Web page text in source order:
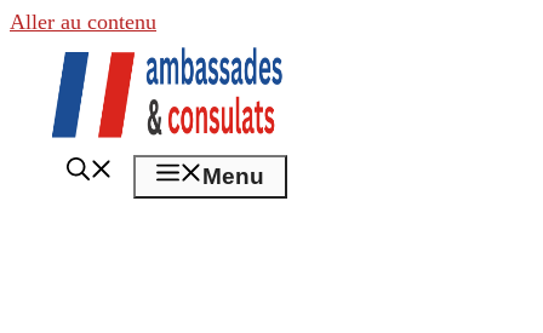
Aller au contenu
Menu